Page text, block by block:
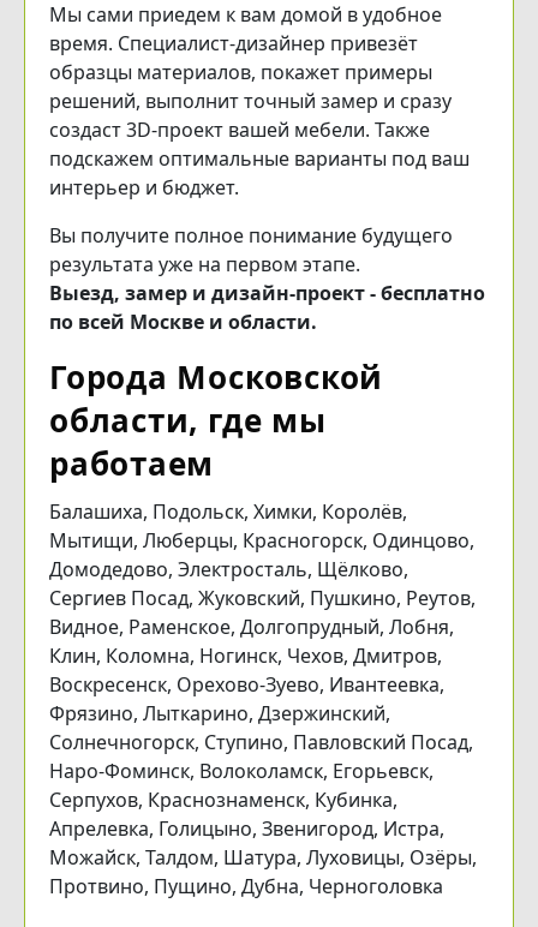
Мы сами приедем к вам домой в удобное
время. Специалист-дизайнер привезёт
образцы материалов, покажет примеры
решений, выполнит точный замер и сразу
создаст 3D-проект вашей мебели. Также
подскажем оптимальные варианты под ваш
интерьер и бюджет.
Вы получите полное понимание будущего
результата уже на первом этапе.
Выезд, замер и дизайн-проект - бесплатно
по всей Москве и области.
Города Московской
области, где мы
работаем
Балашиха, Подольск, Химки, Королёв,
Мытищи, Люберцы, Красногорск, Одинцово,
Домодедово, Электросталь, Щёлково,
Сергиев Посад, Жуковский, Пушкино, Реутов,
Видное, Раменское, Долгопрудный, Лобня,
Клин, Коломна, Ногинск, Чехов, Дмитров,
Воскресенск, Орехово-Зуево, Ивантеевка,
Фрязино, Лыткарино, Дзержинский,
Солнечногорск, Ступино, Павловский Посад,
Наро-Фоминск, Волоколамск, Егорьевск,
Серпухов, Краснознаменск, Кубинка,
Апрелевка, Голицыно, Звенигород, Истра,
Можайск, Талдом, Шатура, Луховицы, Озёры,
Протвино, Пущино, Дубна, Черноголовка